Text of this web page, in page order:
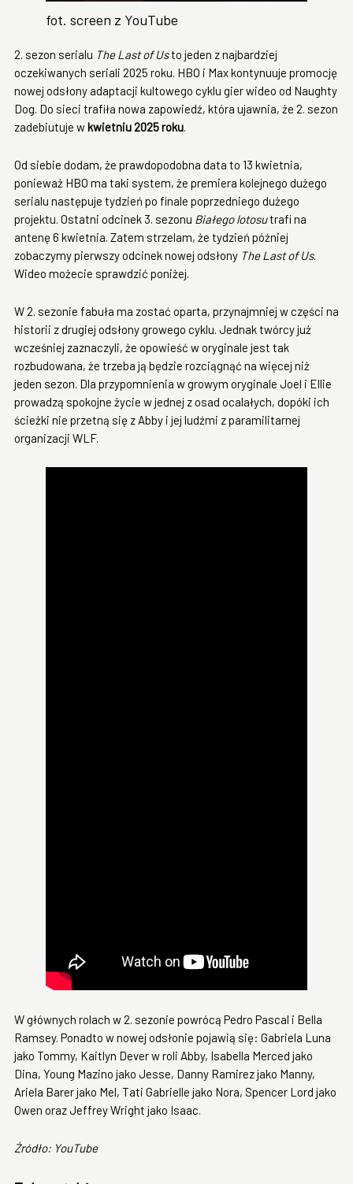
fot. screen z YouTube
2. sezon serialu The Last of Usto jeden z najbardziej
oczekiwanych seriali 2025 roku. HBO i Max kontynuuje promocję
nowej odsłony adaptacji kultowego cyklu gier wideo od Naughty
Dog. Do sieci trafiła nowa zapowiedź, która ujawnia, że 2. sezon
zadebiutuje wkwietniu 2025 roku.
Od siebie dodam, że prawdopodobna data to 13 kwietnia,
ponieważ HBO ma taki system, że premiera kolejnego dużego
serialu następuje tydzień po finale poprzedniego dużego
projektu. Ostatni odcinek 3. sezonu Białego lotosutrafi na
antenę 6 kwietnia. Zatem strzelam, że tydzień później
zobaczymy pierwszy odcinek nowej odsłony The Last of Us.
Wideo możecie sprawdzić poniżej.
W 2. sezonie fabuła ma zostać oparta, przynajmniej w części na
historii z drugiej odsłony growego cyklu. Jednak twórcy już
wcześniej zaznaczyli, że opowieść w oryginale jest tak
rozbudowana, że trzeba ją będzie rozciągnąć na więcej niż
jeden sezon. Dla przypomnienia w growym oryginale Joel i Ellie
prowadzą spokojne życie w jednej z osad ocalałych, dopóki ich
ścieżki nie przetną się z Abby i jej ludźmi z paramilitarnej
organizacji WLF.
W głównych rolach w 2. sezonie powrócą Pedro Pascal i Bella
Ramsey. Ponadto w nowej odsłonie pojawią się: Gabriela Luna
jako Tommy, Kaitlyn Dever w roli Abby, Isabella Merced jako
Dina, Young Mazino jako Jesse, Danny Ramirez jako Manny,
Ariela Barer jako Mel, Tati Gabrielle jako Nora, Spencer Lord jako
Owen oraz Jeffrey Wright jako Isaac.
Źródło: YouTube